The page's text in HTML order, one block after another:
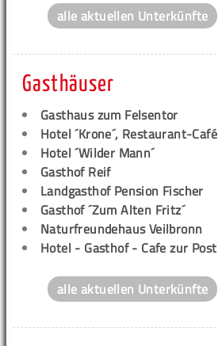
alle aktuellen Unterkünfte
Gasthäuser
Gasthaus zum Felsentor
Hotel ´Krone´, Restaurant-Café
Hotel ´Wilder Mann´
Gasthof Reif
Landgasthof Pension Fischer
Gasthof ´Zum Alten Fritz´
Naturfreundehaus Veilbronn
Hotel - Gasthof - Cafe zur Post
alle aktuellen Unterkünfte